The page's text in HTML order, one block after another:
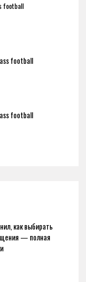
football
football
football
как выбирать
— полная